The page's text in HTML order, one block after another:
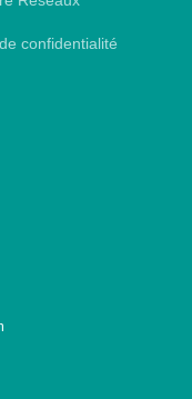
confidentialité